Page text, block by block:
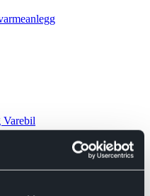
Varebil